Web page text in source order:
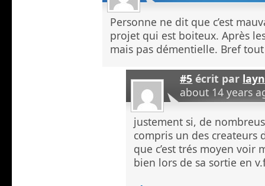
Personne ne dit que c’est
projet qui est boiteux. Après
mais pas démentielle. Bref
#5 écrit par
about 14 years
justement si, de
compris un des createurs
que c’est trés moyen voir
bien lors de sa sortie en